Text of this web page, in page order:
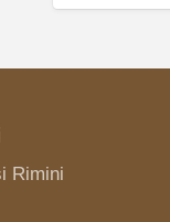
Rimini